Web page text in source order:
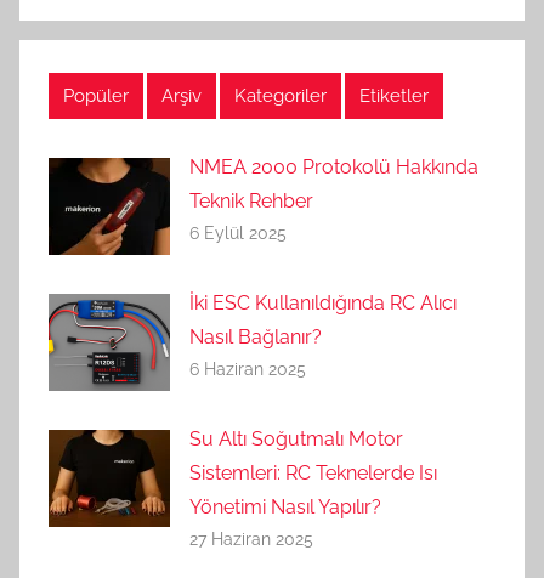
Popüler Arşiv Kategoriler Etiketler
NMEA 2000 Protokolü Hakkında
Teknik Rehber
6 Eylül 2025
İki ESC Kullanıldığında RC Alıcı
Nasıl Bağlanır?
6 Haziran 2025
Su Altı Soğutmalı Motor
Sistemleri: RC Teknelerde Isı
Yönetimi Nasıl Yapılır?
27 Haziran 2025